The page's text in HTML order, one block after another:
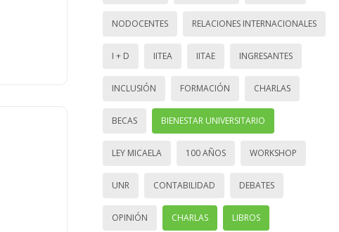
NODOCENTES RELACIONES INTERNACIONALES
I + D IITEA IITAE INGRESANTES
INCLUSIÓN FORMACIÓN CHARLAS
BECAS BIENESTAR UNIVERSITARIO
LEY MICAELA 100 AÑOS WORKSHOP
UNR CONTABILIDAD DEBATES
OPINIÓN CHARLAS LIBROS